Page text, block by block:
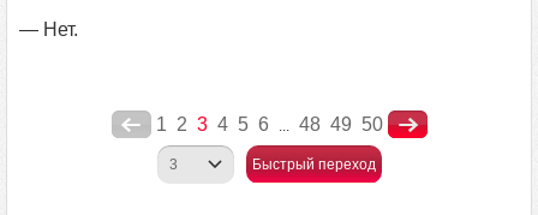
— Нет.
1 2 3 4 5 6 ... 48 49 50
Быстрый переход